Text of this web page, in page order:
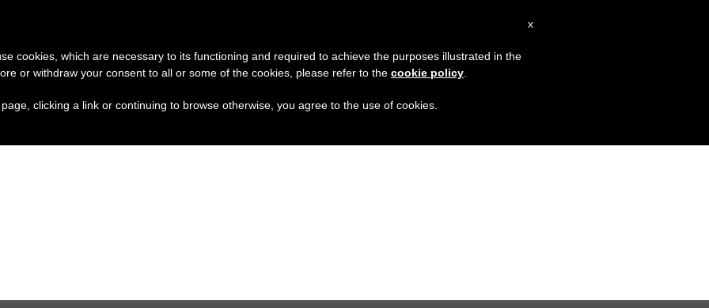
x
cookies, which are necessary to its functioning and required to achieve the purposes illustrated in the
or withdraw your consent to all or some of the cookies, please refer to the cookie policy
clicking a link or continuing to browse otherwise, you agree to the use of cookies.